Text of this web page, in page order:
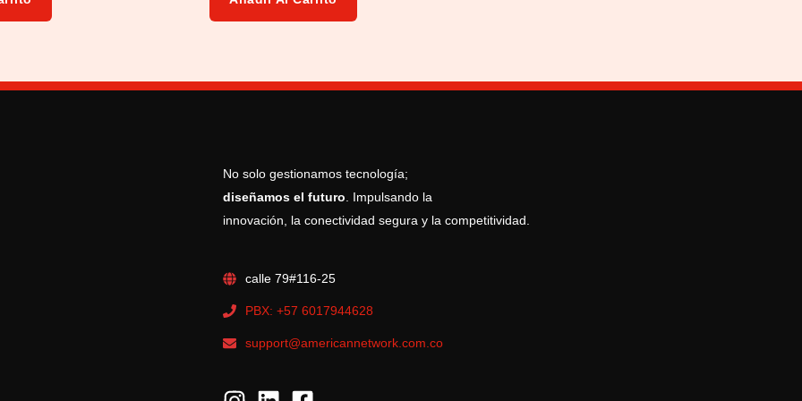
No solo gestionamos tecnología;
diseñamos el futuro . Impulsando la
innovación, la conectividad segura y la competitividad.
calle 79#116-25
PBX: +57 6017944628
support@americannetwork.com.co